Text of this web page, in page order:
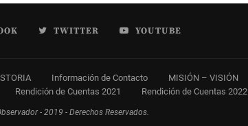
TWITTER YOUTUBE
Información de Contacto MISIÓN – VISIÓN
Rendición de Cuentas 2021 Rendición de Cuentas 2022
- 2019 - Derechos Reservados.